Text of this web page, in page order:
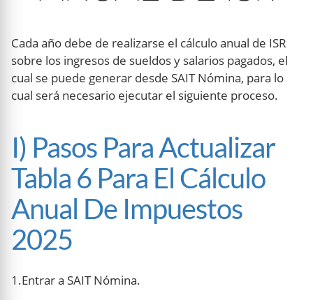
Cada año debe de realizarse el cálculo anual de ISR
sobre los ingresos de sueldos y salarios pagados, el
cual se puede generar desde SAIT Nómina, para lo
cual será necesario ejecutar el siguiente proceso.
I) Pasos Para Actualizar
Tabla 6 Para El Cálculo
Anual De Impuestos
2025
1.Entrar a SAIT Nómina.